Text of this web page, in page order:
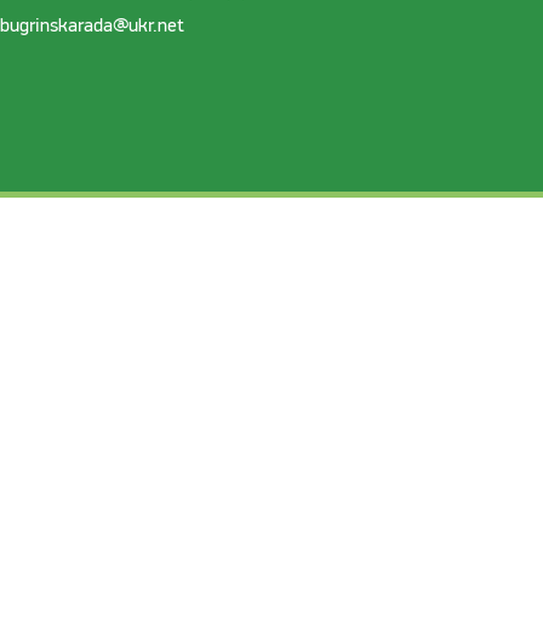
bugrinskarada@ukr.net